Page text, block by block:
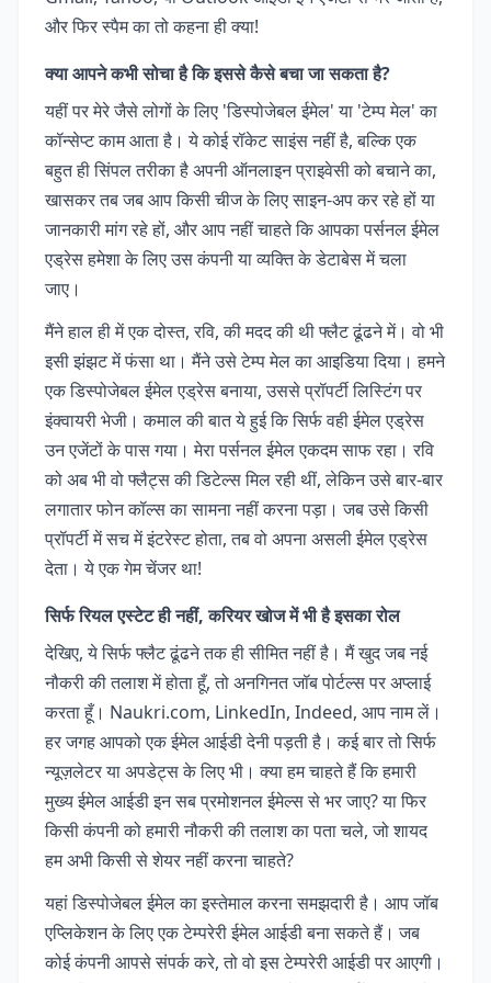
और फिर स्पैम का तो कहना ही क्या!
क्या आपने कभी सोचा है कि इससे कैसे बचा जा सकता है?
यहीं पर मेरे जैसे लोगों के लिए 'डिस्पोजेबल ईमेल' या 'टेम्प मेल' का
कॉन्सेप्ट काम आता है। ये कोई रॉकेट साइंस नहीं है, बल्कि एक
बहुत ही सिंपल तरीका है अपनी ऑनलाइन प्राइवेसी को बचाने का,
खासकर तब जब आप किसी चीज के लिए साइन-अप कर रहे हों या
जानकारी मांग रहे हों, और आप नहीं चाहते कि आपका पर्सनल ईमेल
एड्रेस हमेशा के लिए उस कंपनी या व्यक्ति के डेटाबेस में चला
जाए।
मैंने हाल ही में एक दोस्त, रवि, की मदद की थी फ्लैट ढूंढने में। वो भी
इसी झंझट में फंसा था। मैंने उसे टेम्प मेल का आइडिया दिया। हमने
एक डिस्पोजेबल ईमेल एड्रेस बनाया, उससे प्रॉपर्टी लिस्टिंग पर
इंक्वायरी भेजी। कमाल की बात ये हुई कि सिर्फ वही ईमेल एड्रेस
उन एजेंटों के पास गया। मेरा पर्सनल ईमेल एकदम साफ रहा। रवि
को अब भी वो फ्लैट्स की डिटेल्स मिल रही थीं, लेकिन उसे बार-बार
लगातार फोन कॉल्स का सामना नहीं करना पड़ा। जब उसे किसी
प्रॉपर्टी में सच में इंटरेस्ट होता, तब वो अपना असली ईमेल एड्रेस
देता। ये एक गेम चेंजर था!
सिर्फ रियल एस्टेट ही नहीं, करियर खोज में भी है इसका रोल
देखिए, ये सिर्फ फ्लैट ढूंढने तक ही सीमित नहीं है। मैं खुद जब नई
नौकरी की तलाश में होता हूँ, तो अनगिनत जॉब पोर्टल्स पर अप्लाई
करता हूँ। Naukri.com, LinkedIn, Indeed, आप नाम लें।
हर जगह आपको एक ईमेल आईडी देनी पड़ती है। कई बार तो सिर्फ
न्यूज़लेटर या अपडेट्स के लिए भी। क्या हम चाहते हैं कि हमारी
मुख्य ईमेल आईडी इन सब प्रमोशनल ईमेल्स से भर जाए? या फिर
किसी कंपनी को हमारी नौकरी की तलाश का पता चले, जो शायद
हम अभी किसी से शेयर नहीं करना चाहते?
यहां डिस्पोजेबल ईमेल का इस्तेमाल करना समझदारी है। आप जॉब
एप्लिकेशन के लिए एक टेम्परेरी ईमेल आईडी बना सकते हैं। जब
कोई कंपनी आपसे संपर्क करे, तो वो इस टेम्परेरी आईडी पर आएगी।